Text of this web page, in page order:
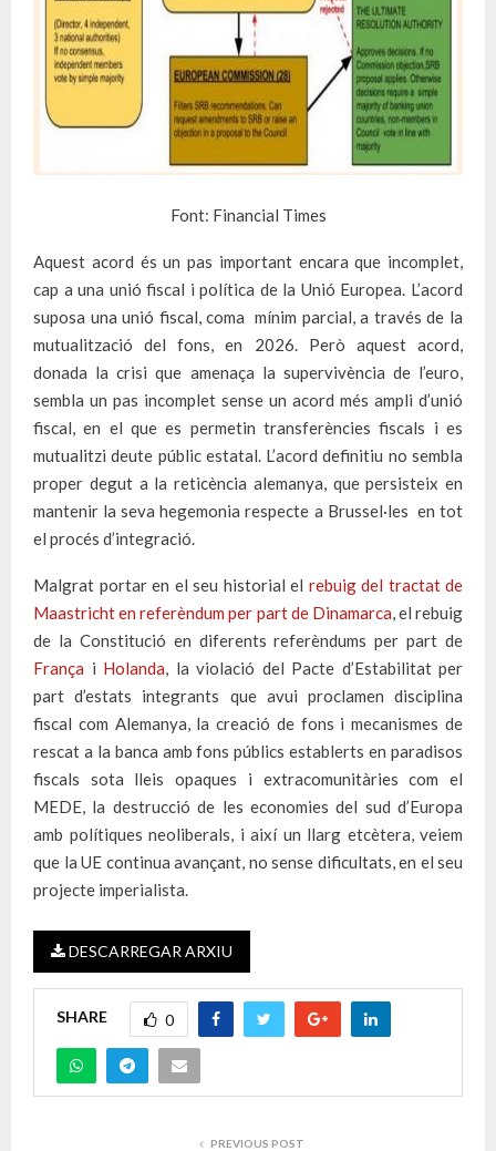
Font: Financial Times
Aquest acord és un pas important encara que incomplet,
cap a una unió fiscal i política de la Unió Europea. L’acord
suposa una unió fiscal, coma mínim parcial, a través de la
mutualització del fons, en 2026. Però aquest acord,
donada la crisi que amenaça la supervivència de l’euro,
sembla un pas incomplet sense un acord més ampli d’unió
fiscal, en el que es permetin transferències fiscals i es
mutualitzi deute públic estatal. L’acord definitiu no sembla
proper degut a la reticència alemanya, que persisteix en
mantenir la seva hegemonia respecte a Brussel·les en tot
el procés d’integració.
Malgrat portar en el seu historial el rebuig del tractat de
Maastricht en referèndum per part de Dinamarca , el rebuig
de la Constitució en diferents referèndums per part de
França i Holanda , la violació del Pacte d’Estabilitat per
part d’estats integrants que avui proclamen disciplina
fiscal com Alemanya, la creació de fons i mecanismes de
rescat a la banca amb fons públics establerts en paradisos
fiscals sota lleis opaques i extracomunitàries com el
MEDE, la destrucció de les economies del sud d’Europa
amb polítiques neoliberals, i així un llarg etcètera, veiem
que la UE continua avançant, no sense dificultats, en el seu
projecte imperialista.
DESCARREGAR ARXIU
SHARE 0
PREVIOUS POST